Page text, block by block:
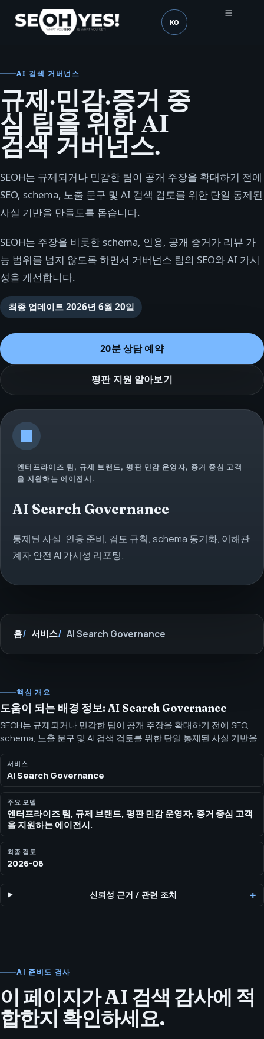
SEOH 언어 (mobile header)
KO
AI 검색 거버넌스
규제·민감·증거 중
심 팀을 위한 AI
검색 거버넌스.
SEOH는 규제되거나 민감한 팀이 공개 주장을 확대하기 전에
SEO, schema, 노출 문구 및 AI 검색 검토를 위한 단일 통제된
사실 기반을 만들도록 돕습니다.
SEOH는 주장을 비롯한 schema, 인용, 공개 증거가 리뷰 가
능 범위를 넘지 않도록 하면서 거버넌스 팀의 SEO와 AI 가시
성을 개선합니다.
최종 업데이트 2026년 6월 20일
20분 상담 예약
평판 지원 알아보기
엔터프라이즈 팀, 규제 브랜드, 평판 민감 운영자, 증거 중심 고객
을 지원하는 에이전시.
AI Search Governance
통제된 사실, 인용 준비, 검토 규칙, schema 동기화, 이해관
계자 안전 AI 가시성 리포팅.
홈 서비스 AI Search Governance
핵심 개요
도움이 되는 배경 정보: AI Search Governance
SEOH는 규제되거나 민감한 팀이 공개 주장을 확대하기 전에 SEO,
schema, 노출 문구 및 AI 검색 검토를 위한 단일 통제된 사실 기반을
만들도록 돕습니다. 통제된 사실, 주장 검토, schema 동기화, 이해관
계자 안전 게시를 위한 AI 검색 거버넌스 및 컴플라이언스 지원.
서비스
AI Search Governance
주요 모델
엔터프라이즈 팀, 규제 브랜드, 평판 민감 운영자, 증거 중심 고객
을 지원하는 에이전시.
최종 검토
2026-06
신뢰성 근거 / 관련 조치
AI 준비도 검사
이 페이지가 AI 검색 감사에 적
합한지 확인하세요.